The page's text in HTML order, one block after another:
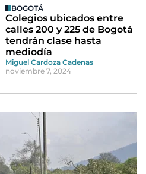
BOGOTÁ
Colegios ubicados entre
calles 200 y 225 de Bogotá
tendrán clase hasta
mediodía
Miguel Cardoza Cadenas
noviembre 7, 2024